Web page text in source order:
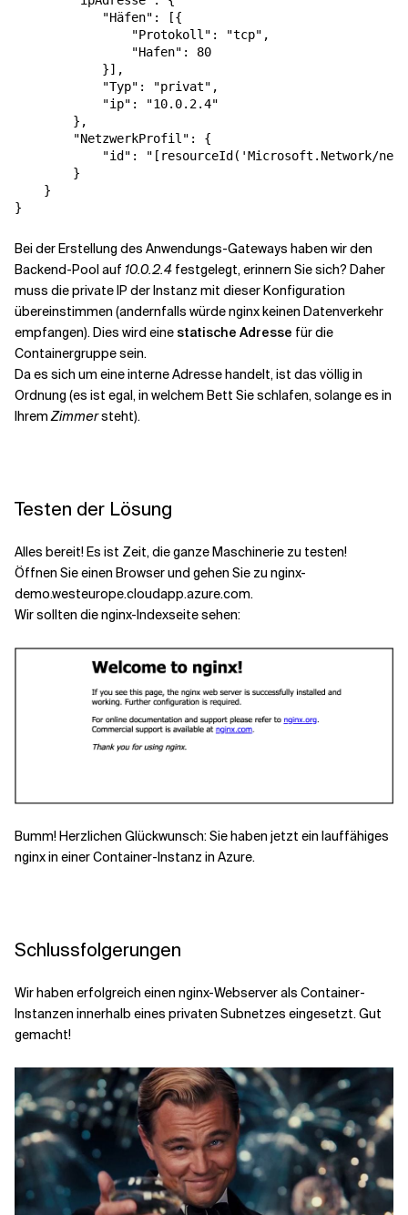
"Häfen" :
[{
"Protokoll" : "tcp" ,
"Hafen" :
80
}],
"Typ" : "privat" ,
"ip" :
"10.0.2.4"
},
"NetzwerkProfil" :
{
"id" :
"[resourceId('Microsoft.Network/
}
}
}
Bei der Erstellung des Anwendungs-Gateways haben wir den
Backend-Pool auf 10.0.2.4 festgelegt, erinnern Sie sich? Daher
muss die private IP der Instanz mit dieser Konfiguration
übereinstimmen (andernfalls würde nginx keinen Datenverkehr
empfangen). Dies wird eine statische Adresse für die
Containergruppe sein.
Da es sich um eine interne Adresse handelt, ist das völlig in
Ordnung (es ist egal, in welchem Bett Sie schlafen, solange es in
IhremZimmersteht).
Testen der Lösung
Alles bereit! Es ist Zeit, die ganze Maschinerie zu testen!
Öffnen Sie einen Browser und gehen Sie zu nginx-
demo.westeurope.cloudapp.azure.com.
Wir sollten die nginx-Indexseite sehen:
Bumm! Herzlichen Glückwunsch: Sie haben jetzt ein lauffähiges
nginx in einer Container-Instanz in Azure.
Schlussfolgerungen
Wir haben erfolgreich einen nginx-Webserver als Container-
Instanzen innerhalb eines privaten Subnetzes eingesetzt. Gut
gemacht!